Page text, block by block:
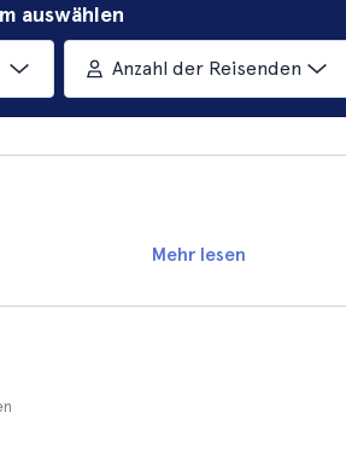
auswählen
Anzahl der Reisenden
Mehr lesen